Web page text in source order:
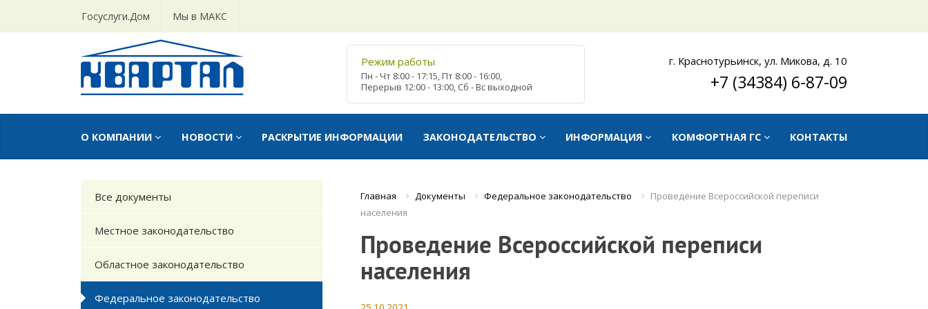
Госуслуги.Дом Мы в МАКС
Режим работы
Пн - Чт 8:00 - 17:15, Пт 8:00 - 16:00,
Перерыв 12:00 - 13:00, Сб - Всвыходной
г. Краснотурьинск, ул. Микова, д. 10
+7 (34384) 6-87-09
О КОМПАНИИ НОВОСТИ РАСКРЫТИЕ ИНФОРМАЦИИ ЗАКОНОДАТЕЛЬСТВО ИНФОРМАЦИЯ КОМФОРТНАЯ ГС КОНТАКТЫ
Главная Документы Федеральное законодательство
Проведение Всероссийской переписи
населения
Проведение Всероссийской переписи
населения
Все документы
Местное законодательство
Областное законодательство
Федеральное законодательство